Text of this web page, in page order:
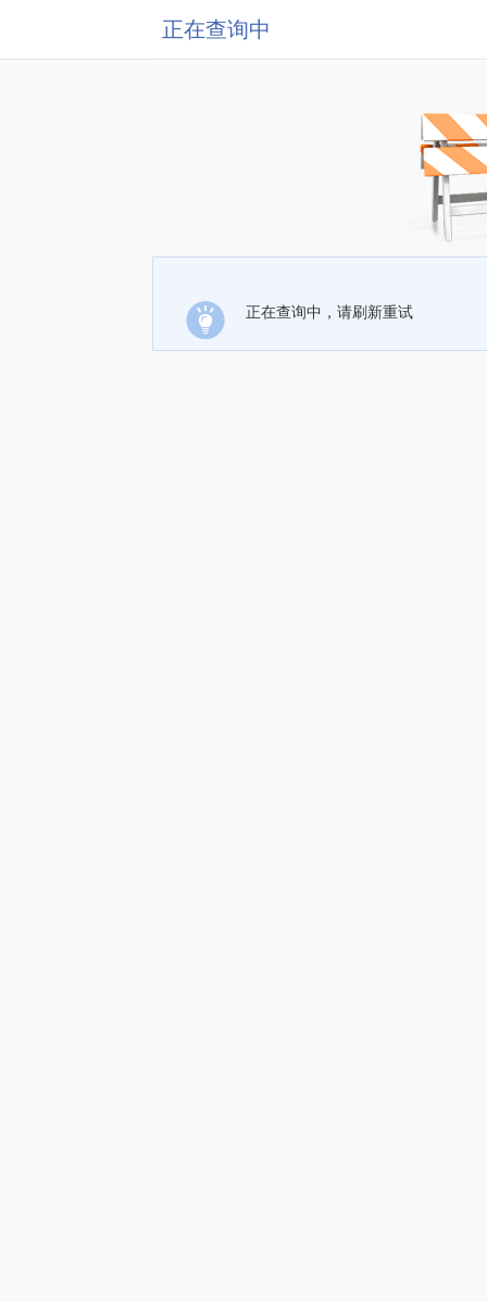
正在查询中
正在查询中，请刷新重试